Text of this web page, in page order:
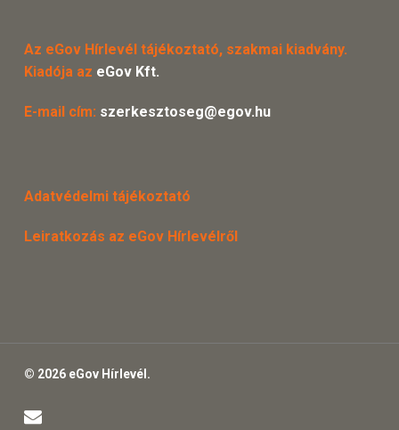
Az eGov Hírlevél tájékoztató, szakmai kiadvány.
Kiadója az eGov Kft.
E-mail cím: szerkesztoseg@egov.hu
Adatvédelmi tájékoztató
Leiratkozás az eGov Hírlevélről
© 2026 eGov Hírlevél.
email